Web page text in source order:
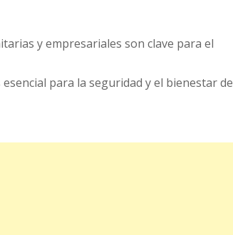
y empresariales son clave para el
para la seguridad y el bienestar de